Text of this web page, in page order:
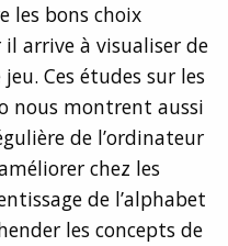
les bons choix
il arrive à visualiser de
jeu. Ces études sur les
nous montrent aussi
de l’ordinateur
chez les
de l’alphabet
les concepts de